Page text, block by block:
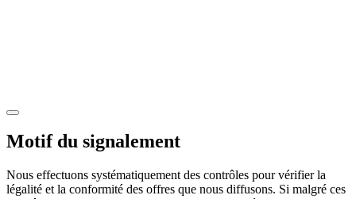
Motif du signalement
Nous effectuons systématiquement des contrôles pour vérifier la
légalité et la conformité des offres que nous diffusons. Si malgré ces